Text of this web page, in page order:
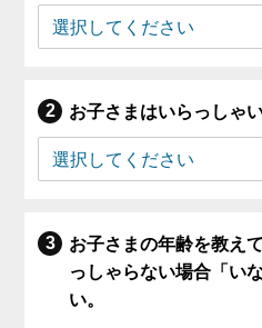
お子さまはいらっしゃ
お子さまの年齢を教え
っしゃらない場合「い
い。